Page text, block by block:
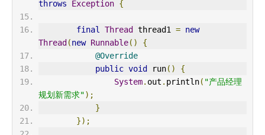
throws
Exception {
final Thread thread1 = new
Thread (new Runnable()
{
@Override
public void run()
{
System. out . println( "产品经理
规划新需求");
}
});